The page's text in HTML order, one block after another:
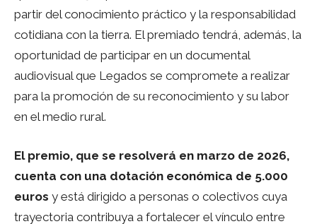
partir del conocimiento práctico y la responsabilidad
cotidiana con la tierra. El premiado tendrá, además, la
oportunidad de participar en un documental
audiovisual que Legados se compromete a realizar
para la promoción de su reconocimiento y su labor
en el medio rural.
El premio, que se resolverá en marzo de 2026,
cuenta con una dotación económica de 5.000
euros y está dirigido a personas o colectivos cuya
trayectoria contribuya a fortalecer el vínculo entre